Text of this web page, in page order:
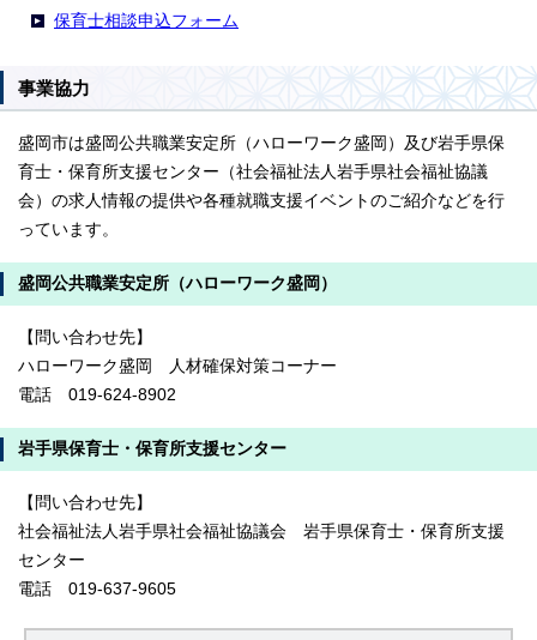
保育士相談申込フォーム
事業協力
盛岡市は盛岡公共職業安定所（ハローワーク盛岡）及び岩手県保
育士・保育所支援センター（社会福祉法人岩手県社会福祉協議
会）の求人情報の提供や各種就職支援イベントのご紹介などを行
っています。
盛岡公共職業安定所（ハローワーク盛岡）
【問い合わせ先】
ハローワーク盛岡 人材確保対策コーナー
電話 019-624-8902
岩手県保育士・保育所支援センター
【問い合わせ先】
社会福祉法人岩手県社会福祉協議会 岩手県保育士・保育所支援
センター
電話 019-637-9605